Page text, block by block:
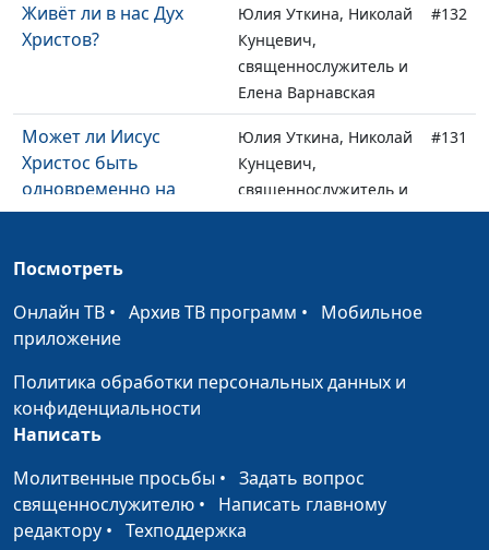
Живёт ли в нас Дух
Христов?
Юлия Уткина, Николай
Кунцевич,
священнослужитель и
Елена Варнавская
#132
Может ли Иисус
Христос быть
одновременно на
небе и на Земле?
Юлия Уткина, Николай
Кунцевич,
священнослужитель и
Елена Варнавская
#131
Как немощный
человек может быть
сильным?
священнослужитель и
Благодаря чему
можно вернуть
здоровье?
Юлия Уткина, Николай
Имейте дерзновение
молиться об
Юлия Уткина, Николай
Кунцевич,
Посмотреть
Онлайн ТВ • Архив ТВ программ • Мобильное
приложение
Политика обработки персональных данных и
конфиденциальности
Написать
Молитвенные просьбы • Задать вопрос
священнослужителю • Написать главному
редактору • Техподдержка